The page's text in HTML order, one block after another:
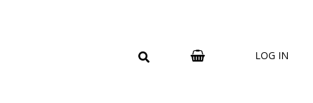
LOG IN